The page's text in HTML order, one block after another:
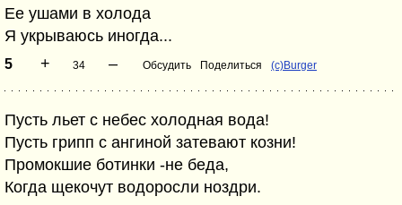
Ее ушами в холода
Я укрываюсь иногда...
5 + 34 – Обсудить Поделиться (c)Burger
Пусть льет с небес холодная вода!
Пусть грипп с ангиной затевают козни!
Промокшие ботинки -не беда,
Когда щекочут водоросли ноздри.